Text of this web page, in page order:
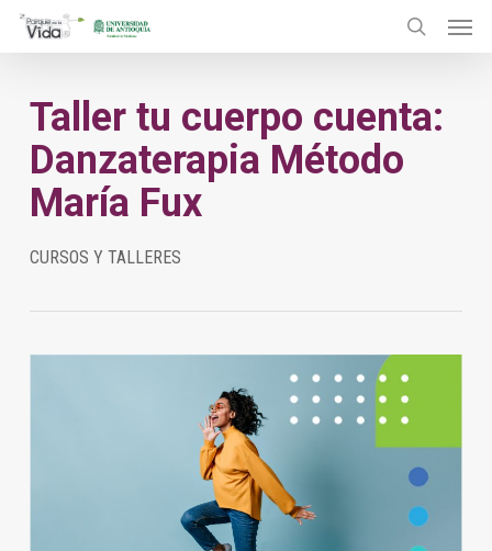
Skip
content
search
Taller tu cuerpo cuenta:
Danzaterapia Método
María Fux
CURSOS Y TALLERES